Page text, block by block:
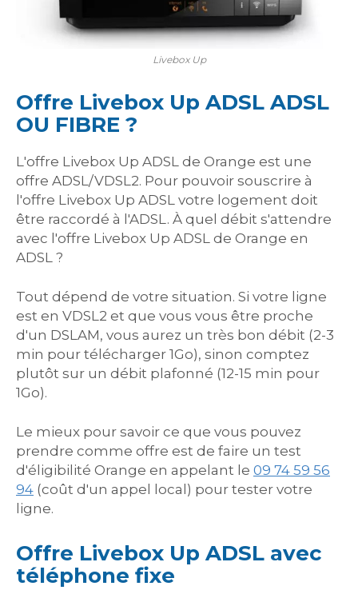
Livebox Up
Offre Livebox Up ADSL ADSL
OU FIBRE ?
L'offre Livebox Up ADSL de Orange est une
offre ADSL/VDSL2. Pour pouvoir souscrire à
l'offre Livebox Up ADSL votre logement doit
être raccordé à l'ADSL. À quel débit s'attendre
avec l'offre Livebox Up ADSL de Orange en
ADSL ?
Tout dépend de votre situation. Si votre ligne
est en VDSL2 et que vous vous être proche
d'un DSLAM, vous aurez un très bon débit (2-3
min pour télécharger 1Go), sinon comptez
plutôt sur un débit plafonné (12-15 min pour
1Go).
Le mieux pour savoir ce que vous pouvez
prendre comme offre est de faire un test
d'éligibilité Orange en appelant le 09 74 59 56
94 (coût d'un appel local) pour tester votre
ligne.
Offre Livebox Up ADSL avec
téléphone fixe